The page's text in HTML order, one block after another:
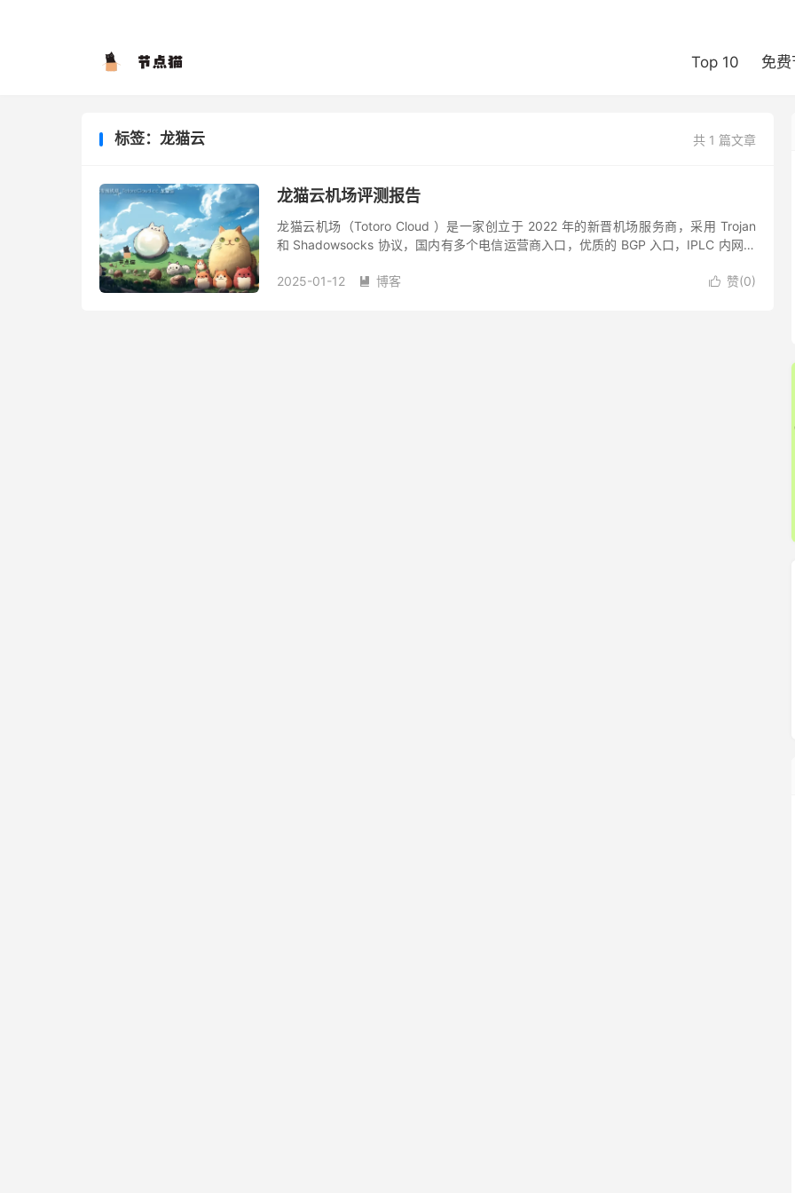
Top 10 免
共 1 篇文章
标签：龙猫云
龙猫云机场评测报告
龙猫云机场（Totoro Cloud ）是一家创立于 2022 年的新晋机场服务商，采用 Trojan
和 Shadowsocks 协议，国内有多个电信运营商入口，优质的 BGP 入口，IPLC 内网专
 赞(0)
2025-01-12  博客